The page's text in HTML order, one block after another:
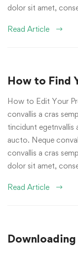
dolor sit amet,
Read Article
How to Find
How to Edit Your
convallis a cras
tincidunt egetnvallis
aucto. Neque
convallis a cras
dolor sit amet,
Read Article
Downloading